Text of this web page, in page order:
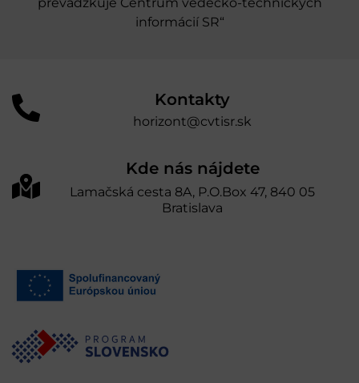
informácií SR“
Kontakty
horizont@cvtisr.sk
Kde nás nájdete
Lamačská cesta 8A, P.O.Box 47, 840 05
Bratislava